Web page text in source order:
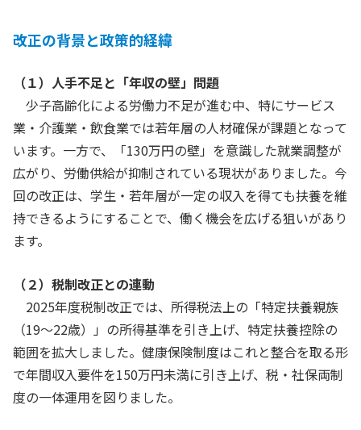
改正の背景と政策的経緯
（１）人手不足と「年収の壁」問題
少子高齢化による労働力不足が進む中、特にサービス
業・介護業・飲食業では若年層の人材確保が課題となって
います。一方で、「130万円の壁」を意識した就業調整が
広がり、労働供給が抑制されている現状がありました。今
回の改正は、学生・若年層が一定の収入を得ても扶養を維
持できるようにすることで、働く機会を広げる狙いがあり
ます。
（２）税制改正との連動
2025年度税制改正では、所得税法上の「特定扶養親族
（19～22歳）」の所得基準を引き上げ、特定扶養控除の
範囲を拡大しました。健康保険制度はこれと整合を取る形
で年間収入要件を150万円未満に引き上げ、税・社保両制
度の一体運用を図りました。